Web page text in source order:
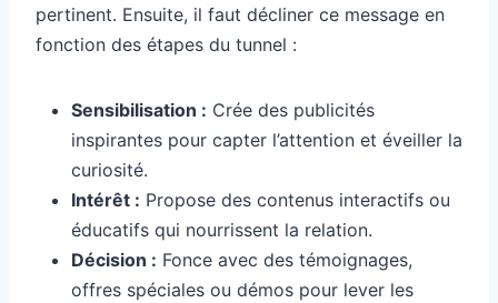
pertinent. Ensuite, il faut décliner ce message en
fonction des étapes du tunnel :
Sensibilisation : Crée des publicités
inspirantes pour capter l’attention et éveiller la
curiosité.
Intérêt : Propose des contenus interactifs ou
éducatifs qui nourrissent la relation.
Décision : Fonce avec des témoignages,
offres spéciales ou démos pour lever les